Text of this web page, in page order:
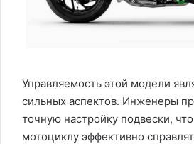
Управляемость этой модели
сильных аспектов. Инженеры
точную настройку подвески,
мотоциклу эффективно